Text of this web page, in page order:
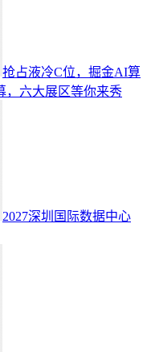
抢占液冷C位，掘金AI算
，六大展区等你来秀
2027深圳国际数据中心